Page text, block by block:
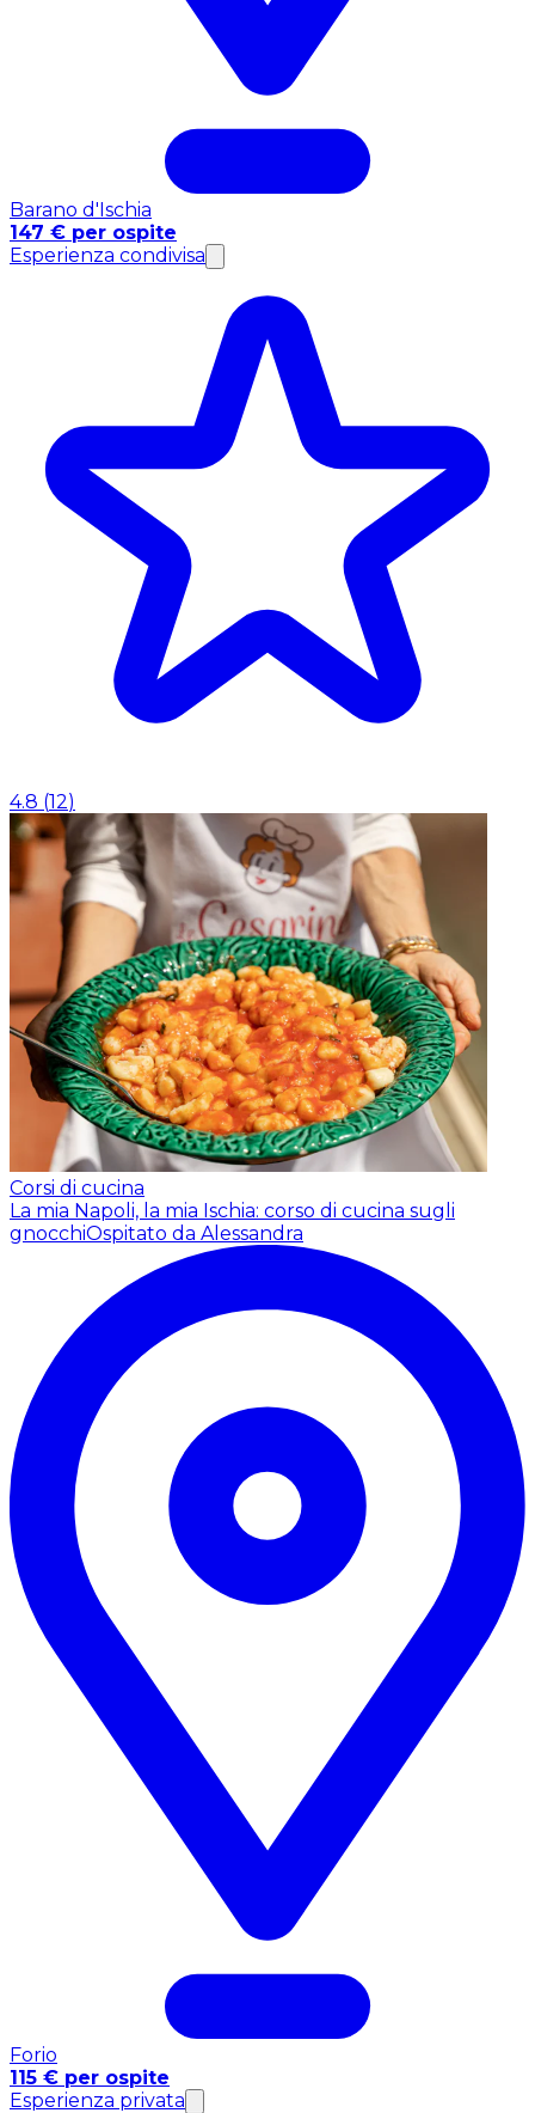
Barano d'Ischia
147 € per ospite
Esperienza condivisa
4.8 (12)
Corsi di cucina
La mia Napoli, la mia Ischia: corso di cucina sugli
gnocchiOspitato da Alessandra
Forio
115 € per ospite
Esperienza privata